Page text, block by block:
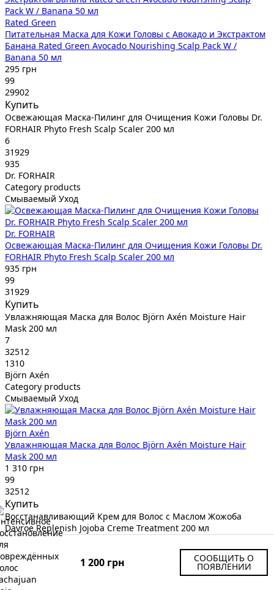
1 200 грн СООБЩИТЬ О
ПОЯВЛЕНИИ
Rated Green
Питательная Маска для Кожи Головы с Авокадо и Экстрактом
Банана Rated Green Avocado Nourishing Scalp Pack W /
Banana 50 мл
295 грн
99
29902
Купить
Освежающая Маска-Пилинг для Очищения Кожи Головы Dr.
FORHAIR Phyto Fresh Scalp Scaler 200 мл
6
31929
935
Dr. FORHAIR
Category products
Смываемый Уход
Dr. FORHAIR
Освежающая Маска-Пилинг для Очищения Кожи Головы Dr.
FORHAIR Phyto Fresh Scalp Scaler 200 мл
935 грн
99
31929
Купить
Увлажняющая Маска для Волос Björn Axén Moisture Hair
Mask 200 мл
7
32512
1310
Björn Axén
Category products
Смываемый Уход
Björn Axén
Увлажняющая Маска для Волос Björn Axén Moisture Hair
Mask 200 мл
1 310 грн
99
32512
Купить
Восстанавливающий Крем для Волос с Маслом Жожоба
Davroe Replenish Jojoba Creme Treatment 200 мл
8
32421
1670
Davroe
Category products